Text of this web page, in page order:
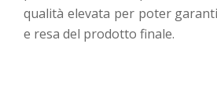
qualità elevata per poter
e resa del prodotto finale.